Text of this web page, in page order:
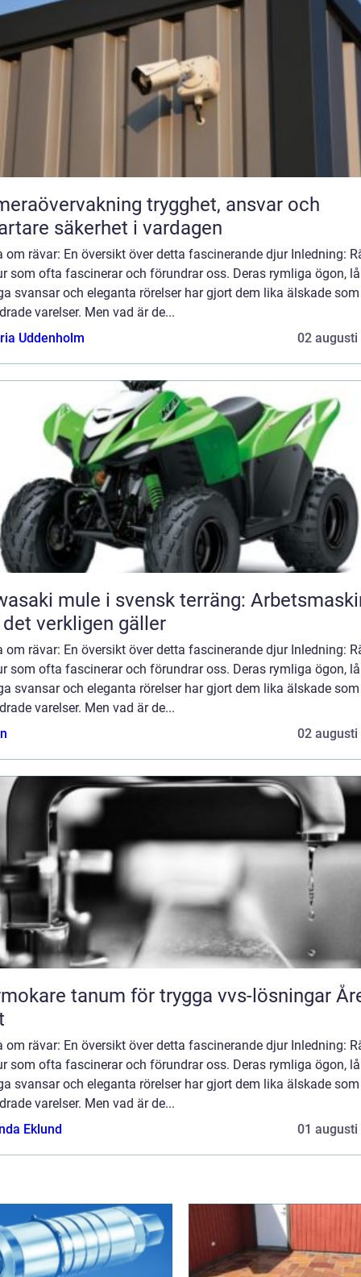
trygghet, ansvar och
säkerhet i vardagen
om rävar: En översikt över detta fascinerande djur Inledning:
som ofta fascinerar och förundrar oss. Deras rymliga ögon,
svansar och eleganta rörelser har gjort dem lika älskade som
varelser. Men vad är de...
Uddenholm
02 augusti
mule i svensk terräng:
verkligen gäller
om rävar: En översikt över detta fascinerande djur Inledning:
som ofta fascinerar och förundrar oss. Deras rymliga ögon,
svansar och eleganta rörelser har gjort dem lika älskade som
varelser. Men vad är de...
02 augusti
tanum för trygga vvs-lösningar
om rävar: En översikt över detta fascinerande djur Inledning:
som ofta fascinerar och förundrar oss. Deras rymliga ögon,
svansar och eleganta rörelser har gjort dem lika älskade som
varelser. Men vad är de...
Eklund
01 augusti